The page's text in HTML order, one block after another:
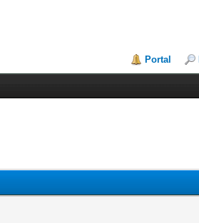
Portal